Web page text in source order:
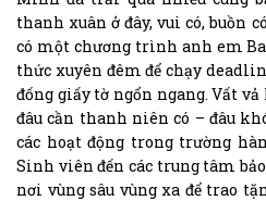
thanh xuân ở đây, vui có, buồn
có một chương trình anh em
thức xuyên đêm để chạy
đống giấy tờ ngổn ngang. Vất
đâu cần thanh niên có – đâu
các hoạt động trong trường
Sinh viên đến các trung tâm
nơi vùng sâu vùng xa để trao